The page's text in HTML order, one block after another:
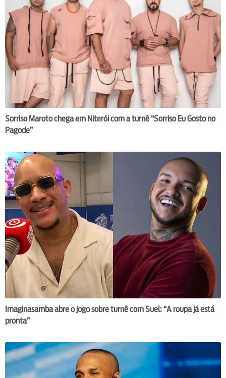
Sorriso Maroto chega em Niterói com a turnê “Sorriso Eu Gosto no
Pagode”
Imaginasamba abre o jogo sobre turnê com Suel: “A roupa já está
pronta”